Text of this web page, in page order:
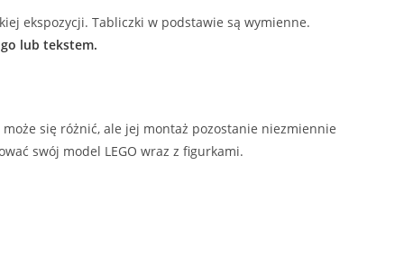
ekspozycji. Tabliczki w podstawie są wymienne.
lub tekstem.
się różnić, ale jej montaż pozostanie niezmiennie
swój model LEGO wraz z figurkami.